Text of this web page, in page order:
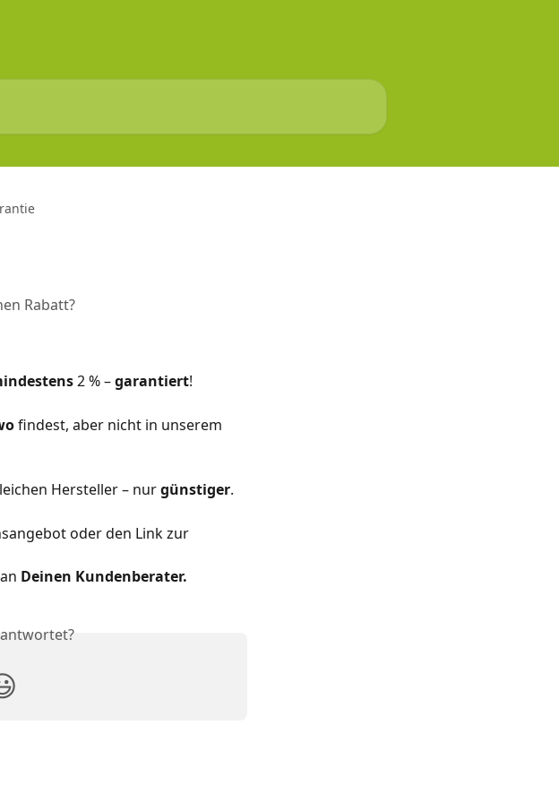
Rabatt?
2 % – garantiert!
findest, aber nicht in unserem
Hersteller – nur günstiger.
oder den Link zur
Deinen Kundenberater.